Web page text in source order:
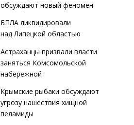
обсуждают новый феномен
БПЛА ликвидировали
над Липецкой областью
Астраханцы призвали власти
заняться Комсомольской
набережной
Крымские рыбаки обсуждают
угрозу нашествия хищной
пеламиды